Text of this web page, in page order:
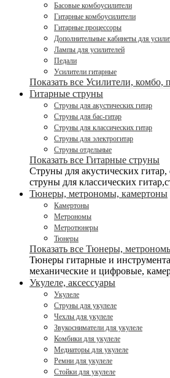
Басовые комбоусилители
Гитарные комбоусилители
Гитарные процессоры
Дополнительные кабинеты для
Лампы для усилителей
Педали
Усилители гитарные
Показать все Усилители, комбо,
Гитарные струны
Струны для акустических гитар
Струны для бас-гитар
Струны для классических гитар
Струны для электрогитар
Струны отдельные
Показать все Гитарные струны
Струны для акустических гитар,
струны для классических
Тюнеры, метрономы, камертоны
Камертоны
Метрономы
Метротюнеры
Тюнеры
Показать все Тюнеры,
Тюнеры гитарные и
механические и цифровые,
Укулеле, аксессуары
Укулеле
Струны для укулеле
Чехлы для укулеле
Звукосниматели для укулеле
Комбики для укулеле
Медиаторы для укулеле
Ремни для укулеле
Стойки для укулеле